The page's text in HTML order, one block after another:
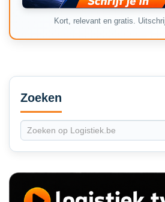
Kort, relevant en gratis.
Secondary
Sidebar
Zoeken